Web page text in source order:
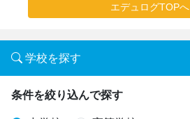
エデュログTOPへ
学校を探す
条件を絞り込んで探す